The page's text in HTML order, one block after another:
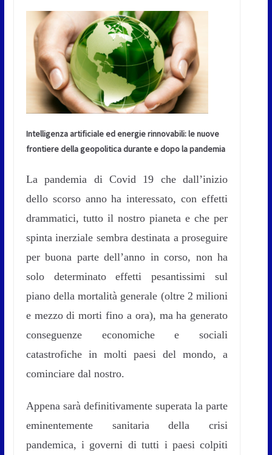
Intelligenza artificiale ed energie rinnovabili: le nuove
frontiere della geopolitica durante e dopo la pandemia
La pandemia di Covid 19 che dall’inizio
dello scorso anno ha interessato, con effetti
drammatici, tutto il nostro pianeta e che per
spinta inerziale sembra destinata a proseguire
per buona parte dell’anno in corso, non ha
solo determinato effetti pesantissimi sul
piano della mortalità generale (oltre 2 milioni
e mezzo di morti fino a ora), ma ha generato
conseguenze economiche e sociali
catastrofiche in molti paesi del mondo, a
cominciare dal nostro.
Appena sarà definitivamente superata la parte
eminentemente sanitaria della crisi
pandemica, i governi di tutti i paesi colpiti